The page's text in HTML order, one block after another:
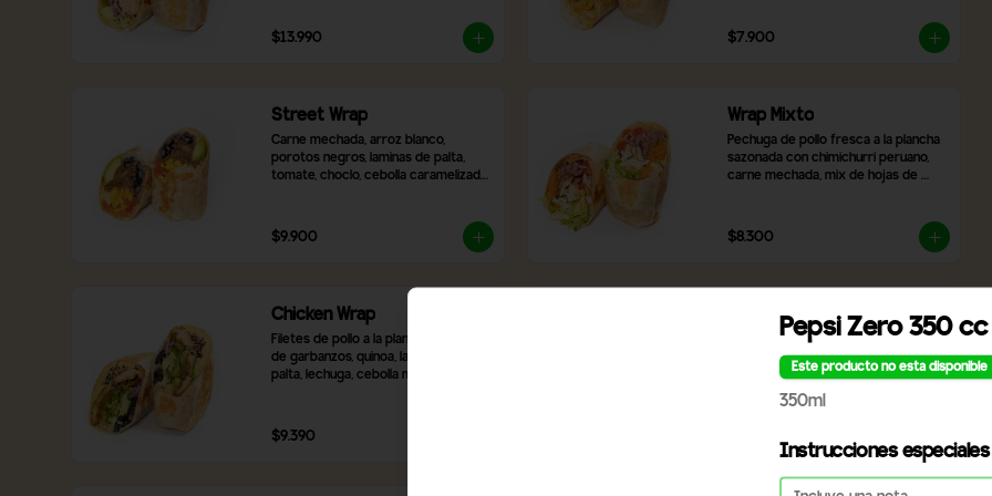
$13.990 $7.900
Street Wrap
Carne mechada, arroz blanco,
porotos negros, laminas de palta,
tomate, choclo, cebolla caramelizada,
$9.900
Wrap Mixto
Pechuga de pollo fresca a la plancha
sazonada con chimichurri peruano,
carne mechada, mix de hojas de
salsas a elección.
$8.300
Chicken Wrap
Filetes de pollo a la plancha, hummus
de garbanzos, quinoa, laminas de
palta, lechuga, cebolla morada,
2 salsas a elección,
$9.390
Wrap de camarón
Camarones apanados, hummus de
garbanzos, arroz blanco, láminas de
palta, tomate, lechuga, champiñones,
cebolla morada, queso mozzarella y
2 salsas a elección.
Pepsi Zero 350 cc
Este producto no esta disponible
350ml
Instrucciones especiales